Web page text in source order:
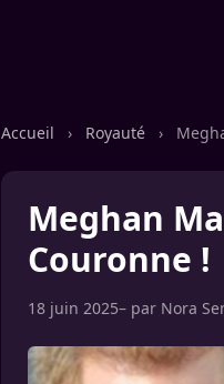
Accueil › Royauté ›
Meghan
Couronne !
18 juin 2025– par Nora